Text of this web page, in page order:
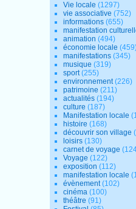
Vie locale (1297)
vie associative (752)
informations (655)
manifestation
animation (494)
économie locale
manifestations (345)
musique (319)
sport(255)
environnement(226)
patrimoine (211)
actualités (194)
culture (187)
Manifestation locale
histoire (168)
découvrir son village
loisirs (130)
carnet de voyage
Voyage (122)
exposition (112)
manifestation locale
évènement(102)
cinéma (100)
théâtre (91)